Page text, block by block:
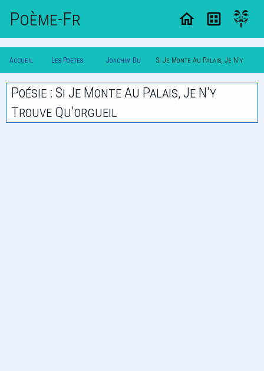
Poème-Fr
Accueil
Poesie
Les Poetes
Classique
Joachim Du Si Je Monte Au Palais, Je N'y
Trouve Qu'orgueil
Poésie : Si Je Monte Au Palais, Je N'y
Trouve Qu'orgueil